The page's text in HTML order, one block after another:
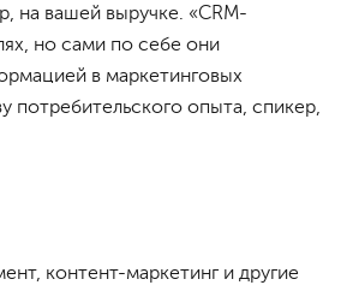
на вашей выручке. «CRM-
но сами по себе они
в маркетинговых
опыта, спикер,
контент-маркетинг и другие